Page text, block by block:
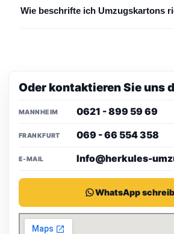
Wie beschrifte ich Umzugskartons
Oder kontaktieren Sie uns
MANNHEIM 0621 - 899 59 69
FRANKFURT 069 - 66 554 358
E-MAIL Info@herkules-
WhatsApp